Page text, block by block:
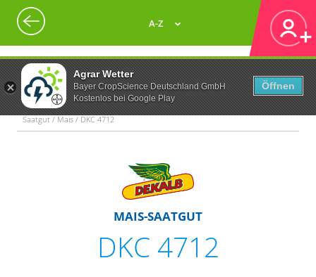
Agrar Wetter
Bayer CropScience Deutschland GmbH
Kostenlos bei Google Play
Öffnen
A-Z
Saatgut / Mais / DKC 4712
MAIS-SAATGUT
DKC 4712